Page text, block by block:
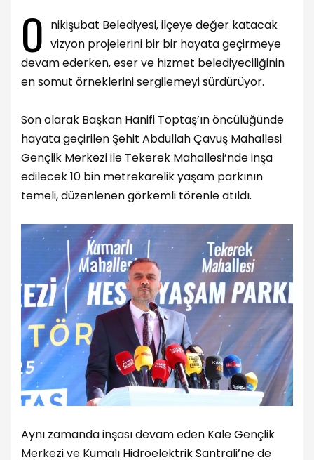
O nikişubat Belediyesi, ilçeye değer katacak
vizyon projelerini bir bir hayata geçirmeye
devam ederken, eser ve hizmet belediyeciliğinin
en somut örneklerini sergilemeyi sürdürüyor.
Son olarak Başkan Hanifi Toptaş’ın öncülüğünde
hayata geçirilen Şehit Abdullah Çavuş Mahallesi
Gençlik Merkezi ile Tekerek Mahallesi’nde inşa
edilecek 10 bin metrekarelik yaşam parkının
temeli, düzenlenen görkemli törenle atıldı.
Aynı zamanda inşası devam eden Kale Gençlik
Merkezi ve Kumalı Hidroelektrik Santrali’ne de